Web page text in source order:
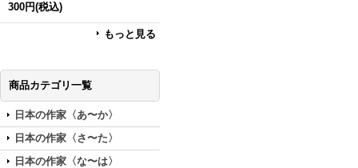
300円(税込)
もっと見る
商品カテゴリ一覧
日本の作家〈あ〜か〉
日本の作家〈さ〜た〉
日本の作家〈な〜は〉